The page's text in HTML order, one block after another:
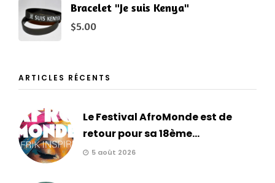
Bracelet "Je suis Kenya"
$5.00
ARTICLES RÉCENTS
Le Festival AfroMonde est de
retour pour sa 18ème...
5 août 2026